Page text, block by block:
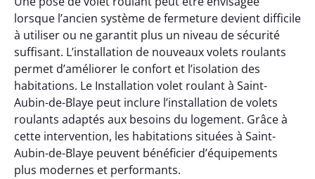
lorsque l’ancien système de fermeture devient difficile
à utiliser ou ne garantit plus un niveau de sécurité
suffisant. L’installation de nouveaux volets roulants
permet d’améliorer le confort et l’isolation des
habitations. Le Installation volet roulant à Saint-
Aubin-de-Blaye peut inclure l’installation de volets
roulants adaptés aux besoins du logement. Grâce à
cette intervention, les habitations situées à Saint-
Aubin-de-Blaye peuvent bénéficier d’équipements
plus modernes et performants.